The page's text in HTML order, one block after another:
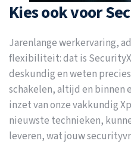
Kies ook voor
Jarenlange werkervaring,
flexibiliteit: dat is
deskundig en weten
schakelen, altijd en binnen
inzet van onze vakkundig
nieuwste technieken,
leveren, wat jouw